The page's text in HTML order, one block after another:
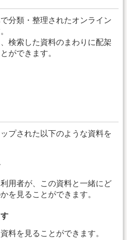
分類・整理されたオンライン
検索した資料のまわりに配架
ができます。
プされた以下のような資料を
用者が、この資料と一緒にど
を見ることができます。
料を見ることができます。